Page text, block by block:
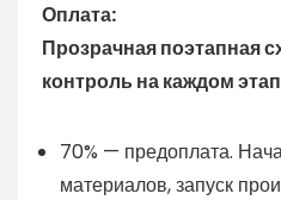
Оплата:
Прозрачная поэтапная
контроль на каждом
70% — предоплата.
материалов, запуск